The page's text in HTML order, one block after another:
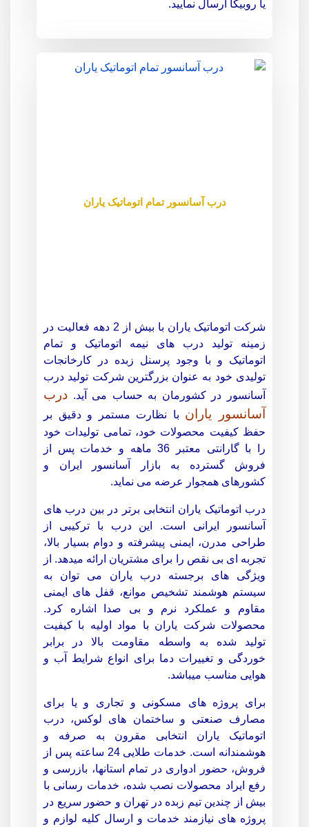
یا روبیکا ارسال نمایید.
درب آسانسور تمام اتوماتیک یاران
شرکت اتوماتیک یاران با بیش از 2 دهه فعالیت در
زمینه تولید درب های نیمه اتوماتیک و تمام
اتوماتیک و با وجود پرسنل زبده در کارخانجات
تولیدی خود به عنوان بزرگترین شرکت تولید درب
آسانسور در کشورمان به حساب می آید. درب
آسانسور یاران با نظارت مستمر و دقیق بر
حفظ کیفیت محصولات خود، تمامی تولیدات خود
را با گارانتی معتبر 36 ماهه و خدمات پس از
فروش گسترده به بازار آسانسور ایران و
کشورهای همجوار عرضه می نماید.
درب اتوماتیک یاران انتخابی برتر در بین درب های
آسانسور ایرانی است. این درب با ترکیبی از
طراحی مدرن، ایمنی پیشرفته و دوام بسیار بالا،
تجربه ای بی نقص را برای مشتریان ارائه میدهد. از
ویژگی های برجسته درب یاران می توان به
سیستم هوشمند تشخیص موانع، قفل های ایمنی
مقاوم و عملکرد نرم و بی صدا اشاره کرد.
محصولات شرکت یاران با مواد اولیه با کیفیت
تولید شده به واسطه مقاومت بالا در برابر
خوردگی و تغییرات دما برای انواع شرایط آب و
هوایی مناسب میباشد.
برای پروژه های مسکونی و تجاری و یا برای
مصارف صنعتی و ساختمان های لوکس، درب
اتوماتیک یاران انتخابی مقرون به صرفه و
هوشمندانه است.
خدمات طلایی 24 ساعته پس از
فروش، حضور ادواری در تمام استانها، بازرسی و
رفع ایراد محصولات نصب شده، خدمات رسانی با
بیش از چندین تیم زبده در تهران و حضور سریع در
پروژه های نیازمند خدمات و ارسال کلیه لوازم و